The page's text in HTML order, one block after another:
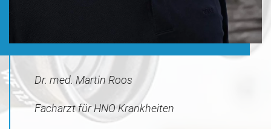
Dr. med. Martin Roos
Facharzt für HNO Krankheiten